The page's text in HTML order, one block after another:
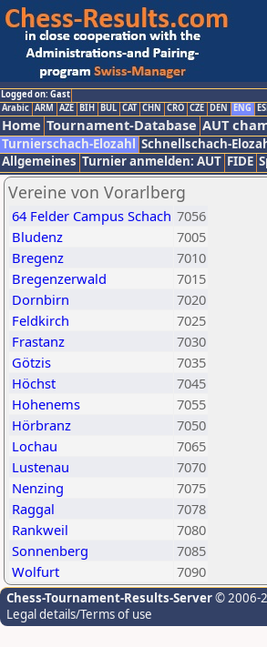
Logged on: Gast
Arabic ARM AZE BIH BUL CAT CHN CRO CZE DEN ENG
Home Tournament-Database AUT
Turnierschach-Elozahl Schnellschach-
Allgemeines Turnier anmelden: AUT FIDE
Vereine von Vorarlberg
64 Felder Campus Schach 7056
Bludenz
7005
Bregenz
7010
Bregenzerwald
7015
Dornbirn
7020
Feldkirch
7025
Frastanz
7030
Götzis
7035
Höchst
7045
Hohenems
7055
Hörbranz
7050
Lochau
7065
Lustenau
7070
Nenzing
7075
Raggal
7078
Rankweil
7080
Sonnenberg
7085
Wolfurt
7090
Chess-Tournament-Results-Server© 2006-
Legal details/Terms of use